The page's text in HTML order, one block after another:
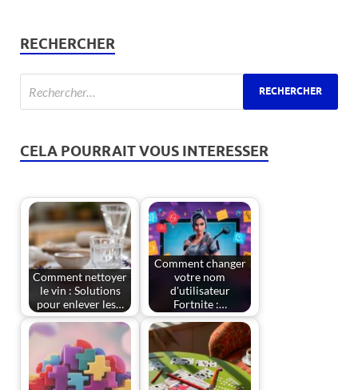
RECHERCHER
CELA POURRAIT VOUS INTERESSER
Comment nettoyer
le vin : Solutions
pour enlever les…
Comment changer
votre nom
d'utilisateur
Fortnite :…